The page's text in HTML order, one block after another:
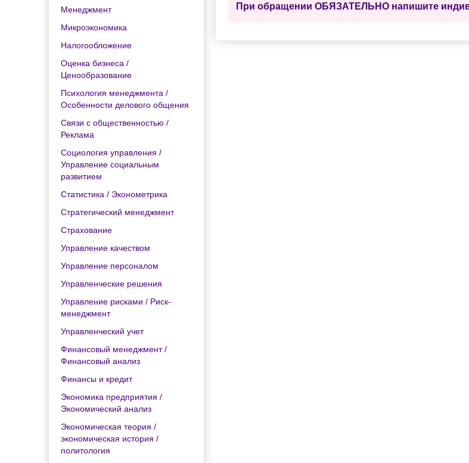
Менеджмент
Микроэкономика
Налогообложение
Оценка бизнеса /
Ценообразование
Психология менеджмента /
Особенности делового общения
Связи с общественностью /
Реклама
Социология управления /
Управление социальным
развитием
Статистика / Эконометрика
Стратегический менеджмент
Страхование
Управление качеством
Управление персоналом
Управленческие решения
Управление рисками / Риск-
менеджмент
Управленческий учет
Финансовый менеджмент /
Финансовый анализ
Финансы и кредит
Экономика предприятия /
Экономический анализ
Экономическая теория /
экономическая история /
политология
При обращении ОБЯЗАТЕЛЬНО напишите